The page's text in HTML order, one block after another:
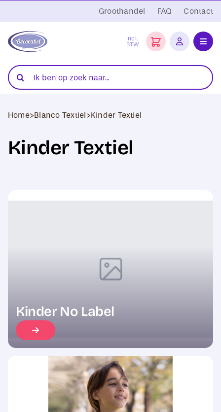
naar
inhoud
Groothandel FAQ Contact
Incl.
BTW
Folies
Transferpersen
Sublimatie
Zoeken
naar:
Home>Blanco Textiel>Kinder Textiel
Kinder Textiel
Kinder No Label